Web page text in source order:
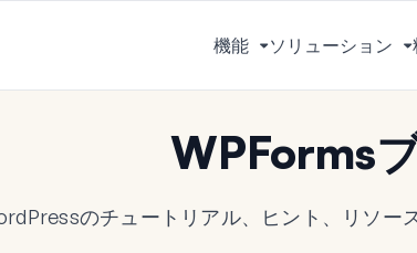
機能
メ
ニ
ー
を
り
ソリューション
メ
を
WPForms
のチュートリアル、ヒント、リソー